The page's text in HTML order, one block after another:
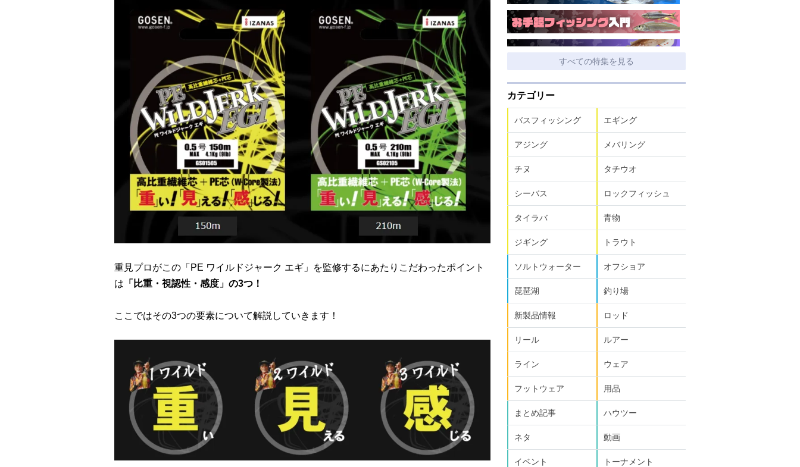
重見プロがこの「PE ワイルドジャーク エギ」を監修するにあたりこだわったポイント
は 「比重・視認性・感度」の3つ！
ここではその3つの要素について解説していきます！
すべての特集を見る
カテゴリー
バスフィッシング エギング
アジング メバリング
チヌ タチウオ
シーバス ロックフィッシュ
タイラバ 青物
ジギング トラウト
ソルトウォーター オフショア
琵琶湖 釣り場
新製品情報 ロッド
リール ルアー
ライン ウェア
フットウェア 用品
まとめ記事 ハウツー
ネタ 動画
イベント トーナメント